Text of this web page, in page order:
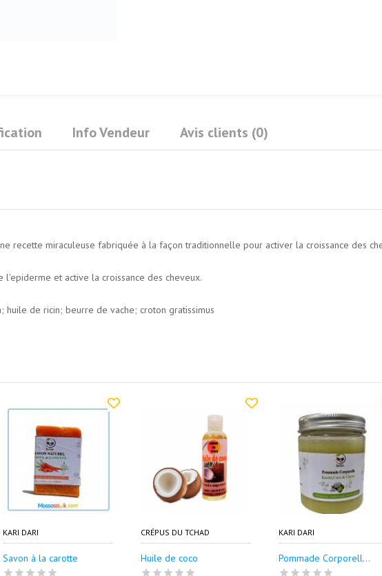
Info Vendeur Avis clients (0)
recette miraculeuse fabriquée à la façon traditionnelle pour activer la croissance des
et active la croissance des cheveux.
huile de ricin; beurre de vache; croton gratissimus
KARI DARI
Savon à la carotte
CRÉPUS DU TCHAD
Huile de coco
KARI DARI
Pommade Corporell...